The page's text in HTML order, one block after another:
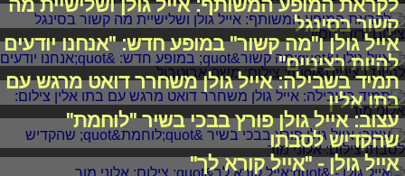
לקראת המופע המשותף: אייל גולן ושלישיית מה
קשור בסינגל
אייל גולן ו"מה קשור" במופע חדש: "אנחנו יודעים
להיות רציניים"
תמיד בשבילה: אייל גולן משחרר דואט מרגש עם
בתו אלין
עצוב: אייל גולן פורץ בבכי בשיר "לוחמת"
שהקדיש לסבתו
אייל גולן - "אייל קורא לך"